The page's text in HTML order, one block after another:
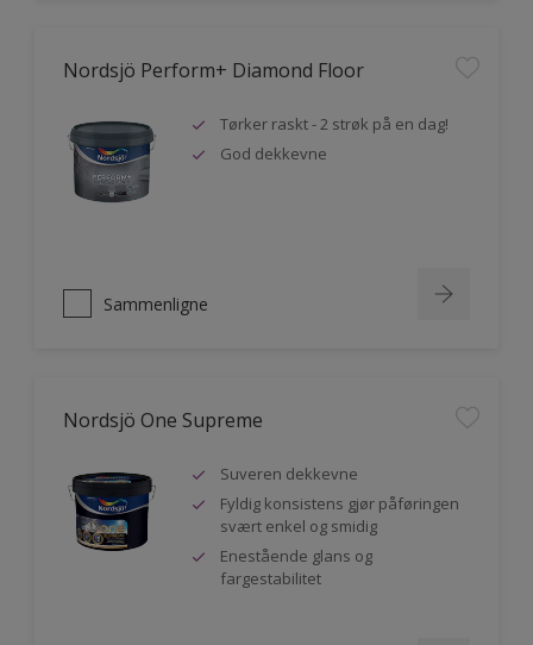
Nordsjö Perform+ Diamond Floor
Tørker raskt - 2 strøk på en dag!
God dekkevne
Sammenligne
Nordsjö One Supreme
Suveren dekkevne
Fyldig konsistens gjør påføringen
svært enkel og smidig
Enestående glans og
fargestabilitet